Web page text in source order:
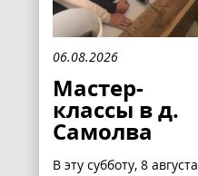
06.08.2026
Мастер-
классы в д.
Самолва
В эту субботу, 8 августа